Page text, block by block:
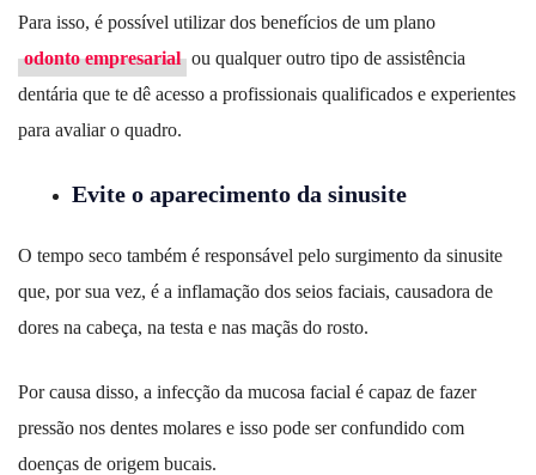
Para isso, é possível utilizar dos benefícios de um plano
odonto empresarial ou qualquer outro tipo de assistência
dentária que te dê acesso a profissionais qualificados e experientes
para avaliar o quadro.
Evite o aparecimento da sinusite
O tempo seco também é responsável pelo surgimento da sinusite
que, por sua vez, é a inflamação dos seios faciais, causadora de
dores na cabeça, na testa e nas maçãs do rosto.
Por causa disso, a infecção da mucosa facial é capaz de fazer
pressão nos dentes molares e isso pode ser confundido com
doenças de origem bucais.